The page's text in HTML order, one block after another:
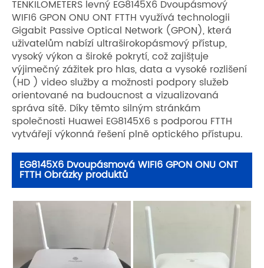
TENKILOMETERS levný EG8145X6 Dvoupásmový
WIFI6 GPON ONU ONT FTTH využívá technologii
Gigabit Passive Optical Network (GPON), která
uživatelům nabízí ultraširokopásmový přístup,
vysoký výkon a široké pokrytí, což zajišťuje
výjimečný zážitek pro hlas, data a vysoké rozlišení
(HD ) video služby a možnosti podpory služeb
orientované na budoucnost a vizualizovaná
správa sítě. Díky těmto silným stránkám
společnosti Huawei EG8145X6 s podporou FTTH
vytvářejí výkonná řešení plně optického přístupu.
EG8145X6 Dvoupásmová WIFI6 GPON ONU ONT
FTTH Obrázky produktů